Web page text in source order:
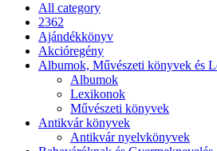
All category
2362
Ajándékkönyv
Akcióregény
Albumok, Művészeti könyvek és
Albumok
Lexikonok
Művészeti könyvek
Antikvár könyvek
Antikvár nyelvkönyvek